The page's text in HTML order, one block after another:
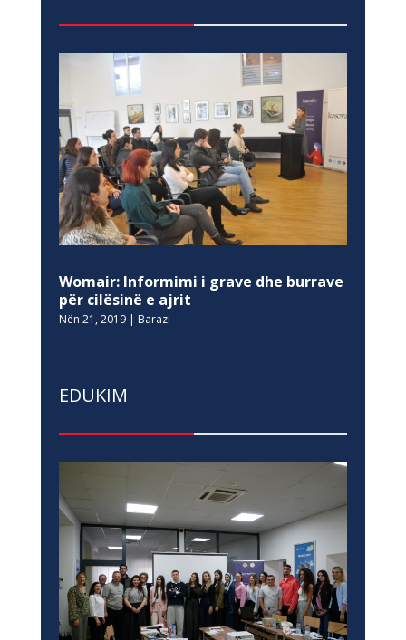
Womair: Informimi i grave dhe burrave
për cilësinë e ajrit
Nën 21, 2019| Barazi
EDUKIM